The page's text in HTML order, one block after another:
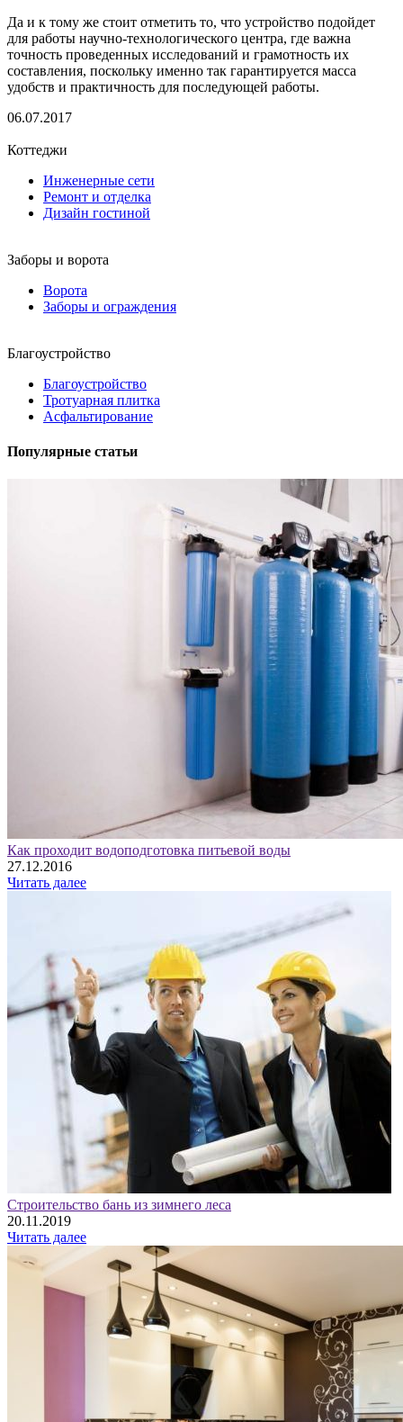
Да и к тому же стоит отметить то, что устройство подойдет
для работы научно-технологического центра, где важна
точность проведенных исследований и грамотность их
составления, поскольку именно так гарантируется масса
удобств и практичность для последующей работы.
06.07.2017
Коттеджи
Инженерные сети
Ремонт и отделка
Дизайн гостиной
Заборы и ворота
Ворота
Заборы и ограждения
Благоустройство
Благоустройство
Тротуарная плитка
Асфальтирование
Популярные статьи
Как проходит водоподготовка питьевой воды
27.12.2016
Читать далее
Строительство бань из зимнего леса
20.11.2019
Читать далее